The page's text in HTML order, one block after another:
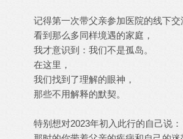
记得第一次带父亲参加医院的线下交
看到那么多同样境遇的家庭，
我才意识到：我们不是孤岛。
在这里，
我们找到了理解的眼神，
那些不用解释的默契。
特别想对2023年初入此行的自己说：